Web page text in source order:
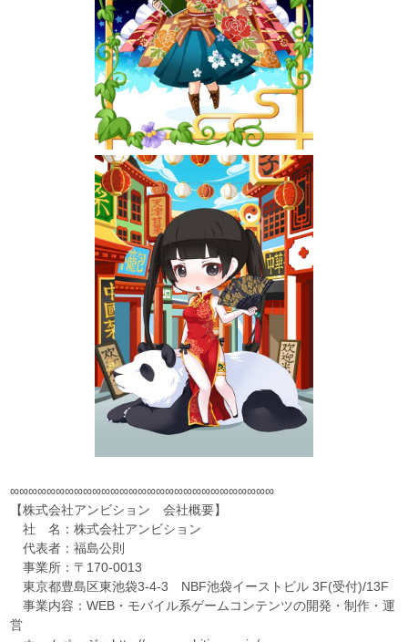
∞∞∞∞∞∞∞∞∞∞∞∞∞∞∞∞∞∞∞∞∞∞∞∞∞∞∞∞∞
【株式会社アンビション 会社概要】
社 名：株式会社アンビション
代表者：福島公則
事業所：〒170-0013
東京都豊島区東池袋3-4-3 NBF池袋イーストビル 3F(受付)/13F
事業内容：WEB・モバイル系ゲームコンテンツの開発・制作・運
営